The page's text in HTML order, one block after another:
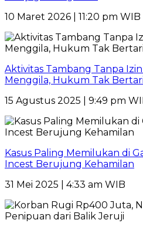
10 Maret 2026 | 11:20 pm WIB
Aktivitas Tambang Tanpa
Menggila, Hukum Tak
15 Agustus 2025 | 9:49 pm
Kasus Paling Memilukan di
Incest Berujung Kehamilan
31 Mei 2025 | 4:33 am WIB